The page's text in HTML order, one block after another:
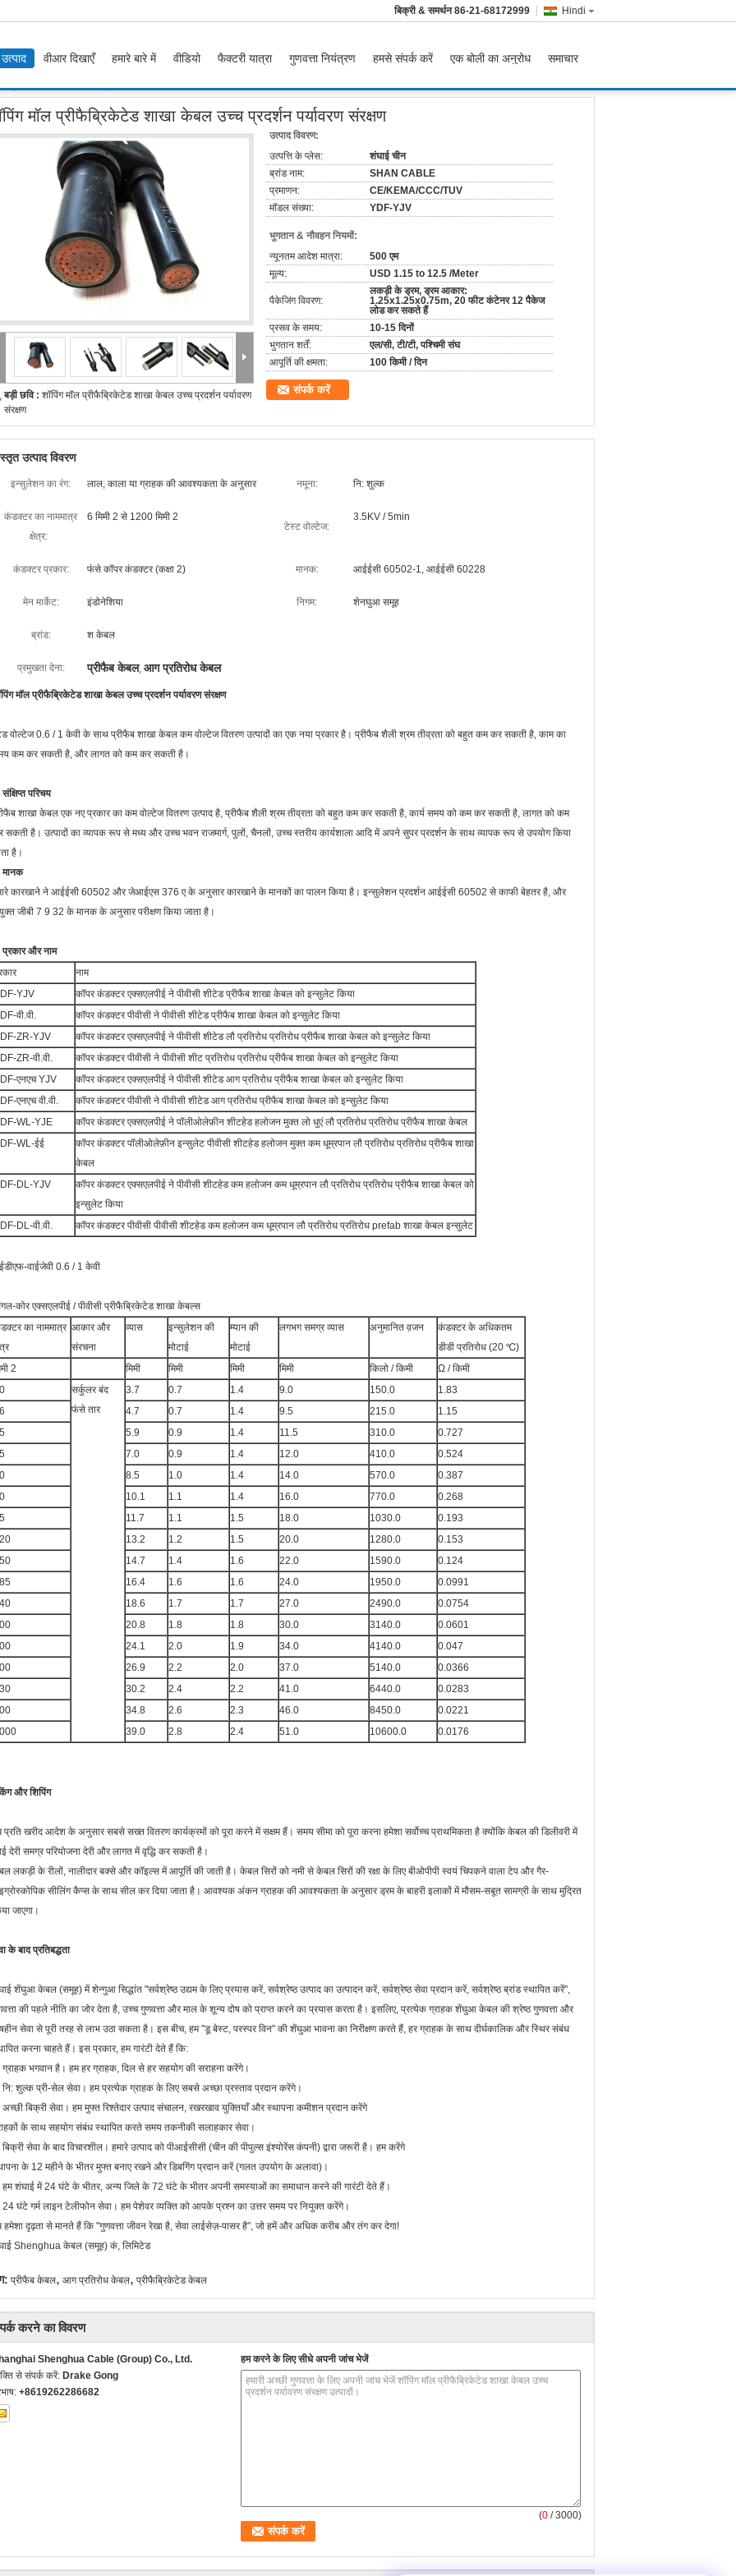
Hindi
बिक्री & समर्थन86-21-68172999
उत्पाद वीआर दिखाएँ हमारे बारे में वीडियो फैक्टरी यात्रा गुणवत्ता नियंत्रण हमसे संपर्क करें एक बोली का अनुरोध समाचार
शाखा केबल उच्च प्रदर्शन पर्यावरण संरक्षण
मॉल प्रीफैब्रिकेटेड शाखा केबल उच्च प्रदर्शन पर्यावरण संरक्षण
बड़ी छवि : शॉपिंग मॉल प्रीफैब्रिकेटेड शाखा केबल उच्च प्रदर्शन पर्यावरण
संरक्षण
उत्पाद विवरण:
उत्पत्ति के प्लेस:
शंघाई चीन
ब्रांड नाम:
SHAN CABLE
प्रमाणन:
CE/KEMA/CCC/TUV
मॉडल संख्या:
YDF-YJV
भुगतान & नौवहन नियमों:
न्यूनतम आदेश मात्रा:
500 एम
मूल्य:
USD 1.15 to 12.5 /Meter
पैकेजिंग विवरण:
लकड़ी के ड्रम, ड्रम आकार:
1.25x1.25x0.75m, 20 फीट कंटेनर 12 पैकेज
लोड कर सकते हैं
प्रसव के समय:
10-15 दिनों
भुगतान शर्तें:
एल/सी, टी/टी, पश्चिमी संघ
आपूर्ति की क्षमता:
100 किमी / दिन
संपर्क करें
उत्पाद विवरण
इन्सुलेशन का रंग: लाल, काला या ग्राहक की आवश्यकता के अनुसार नमूना: नि: शुल्क
कंडक्टर का नाममात्र
क्षेत्र:
6 मिमी 2 से 1200 मिमी 2
टेस्ट वोल्टेज:
3.5KV / 5min
कंडक्टर प्रकार: फंसे कॉपर कंडक्टर (कक्षा 2) मानक: आईईसी 60502-1, आईईसी 60228
मेन मार्केट: इंडोनेशिया निगम: शेनघुआ समूह
ब्रांड: श केबल
प्रमुखता देना: प्रीफैब केबल, आग प्रतिरोध केबल
मॉल प्रीफैब्रिकेटेड शाखा केबल उच्च प्रदर्शन पर्यावरण संरक्षण
वोल्टेज 0.6 / 1 केवी के साथ प्रीफैब शाखा केबल कम वोल्टेज वितरण उत्पादों का एक नया प्रकार है। प्रीफैब शैली श्रम तीव्रता को बहुत कम कर सकती है, काम का
कम कर सकती है, और लागत को कम कर सकती है।
परिचय
शाखा केबल एक नए प्रकार का कम वोल्टेज वितरण उत्पाद है, प्रीफैब शैली श्रम तीव्रता को बहुत कम कर सकती है, कार्य समय को कम कर सकती है, लागत को कम
सकती है। उत्पादों का व्यापक रूप से मध्य और उच्च भवन राजमार्ग, पुलों, चैनलों, उच्च स्तरीय कार्यशाला आदि में अपने सुपर प्रदर्शन के साथ व्यापक रूप से उपयोग किया
है।
मानक
कारखाने ने आईईसी 60502 और जेआईएस 376 ए के अनुसार कारखाने के मानकों का पालन किया है। इन्सुलेशन प्रदर्शन आईईसी 60502 से काफी बेहतर है, और
जीबी 7 9 32 के मानक के अनुसार परीक्षण किया जाता है।
प्रकार और नाम
नाम
YJV
कॉपर कंडक्टर एक्सएलपीई ने पीवीसी शीटेड प्रीफैब शाखा केबल को इन्सुलेट किया
वी.वी.
कॉपर कंडक्टर पीवीसी ने पीवीसी शीटेड प्रीफैब शाखा केबल को इन्सुलेट किया
ZR-YJV
कॉपर कंडक्टर एक्सएलपीई ने पीवीसी शीटेड लौ प्रतिरोध प्रतिरोध प्रीफैब शाखा केबल को इन्सुलेट किया
ZR-वी.वी.
कॉपर कंडक्टर पीवीसी ने पीवीसी शीट प्रतिरोध प्रतिरोध प्रीफैब शाखा केबल को इन्सुलेट किया
एनएच YJV
कॉपर कंडक्टर एक्सएलपीई ने पीवीसी शीटेड आग प्रतिरोध प्रीफैब शाखा केबल को इन्सुलेट किया
एनएच वी.वी.
कॉपर कंडक्टर पीवीसी ने पीवीसी शीटेड आग प्रतिरोध प्रीफैब शाखा केबल को इन्सुलेट किया
WL-YJE
कॉपर कंडक्टर एक्सएलपीई ने पॉलीओलेफ़ीन शीटहेड हलोजन मुक्त लो धुएं लौ प्रतिरोध प्रतिरोध प्रीफैब शाखा केबल
WL-ईई
कॉपर कंडक्टर पॉलीओलेफ़ीन इन्सुलेट पीवीसी शीटहेड हलोजन मुक्त कम धूम्रपान लौ प्रतिरोध प्रतिरोध प्रीफैब शाखा
केबल
DL-YJV
कॉपर कंडक्टर एक्सएलपीई ने पीवीसी शीटहेड कम हलोजन कम धूम्रपान लौ प्रतिरोध प्रतिरोध प्रीफैब शाखा केबल को
इन्सुलेट किया
DL-वी.वी.
कॉपर कंडक्टर पीवीसी पीवीसी शीटहेड कम हलोजन कम धूम्रपान लौ प्रतिरोध प्रतिरोध prefab शाखा केबल इन्सुलेट
वाईजेवी 0.6 / 1 केवी
कोर एक्सएलपीई / पीवीसी प्रीफैब्रिकेटेड शाखा केबल्स
का नाममात्र आकार और
संरचना
व्यास
इन्सुलेशन की
मोटाई
म्यान की
मोटाई
लगभग समग्र व्यास अनुमानित व़जन
कंडक्टर के अधिकतम
डीडी प्रतिरोध (20 ℃)
2
मिमी मिमी मिमी मिमी किलो / किमी
Ω / किमी
सर्कुलर बंद
फंसे तार
3.7 0.7 1.4 9.0 150.0
1.83
4.7 0.7 1.4 9.5 215.0
1.15
5.9 0.9 1.4 11.5 310.0
0.727
7.0 0.9 1.4 12.0 410.0
0.524
8.5 1.0 1.4 14.0 570.0
0.387
10.1 1.1 1.4 16.0 770.0
0.268
11.7 1.1 1.5 18.0 1030.0
0.193
13.2 1.2 1.5 20.0 1280.0
0.153
14.7 1.4 1.6 22.0 1590.0
0.124
16.4 1.6 1.6 24.0 1950.0
0.0991
18.6 1.7 1.7 27.0 2490.0
0.0754
20.8 1.8 1.8 30.0 3140.0
0.0601
24.1 2.0 1.9 34.0 4140.0
0.047
26.9 2.2 2.0 37.0 5140.0
0.0366
30.2 2.4 2.2 41.0 6440.0
0.0283
34.8 2.6 2.3 46.0 8450.0
0.0221
39.0 2.8 2.4 51.0 10600.0 0.0176
और शिपिंग
प्रति खरीद आदेश के अनुसार सबसे सख्त वितरण कार्यक्रमों को पूरा करने में सक्षम हैं। समय सीमा को पूरा करना हमेशा सर्वोच्च प्राथमिकता है क्योंकि केबल की डिलीवरी में
देरी समग्र परियोजना देरी और लागत में वृद्धि कर सकती है।
लकड़ी के रीलों, नालीदार बक्से और कॉइल्स में आपूर्ति की जाती है। केबल सिरों को नमी से केबल सिरों की रक्षा के लिए बीओपीपी स्वयं चिपकने वाला टेप और गैर-
सीलिंग कैप्स के साथ सील कर दिया जाता है। आवश्यक अंकन ग्राहक की आवश्यकता के अनुसार ड्रम के बाहरी इलाकों में मौसम-सबूत सामग्री के साथ मुद्रित
जाएगा।
के बाद प्रतिबद्धता
शेंघुआ केबल (समूह) में शेन्गुआ सिद्धांत "सर्वश्रेष्ठ उद्यम के लिए प्रयास करें, सर्वश्रेष्ठ उत्पाद का उत्पादन करें, सर्वश्रेष्ठ सेवा प्रदान करें, सर्वश्रेष्ठ ब्रांड स्थापित करें",
की पहले नीति का जोर देता है, उच्च गुणवत्ता और माल के शून्य दोष को प्राप्त करने का प्रयास करता है। इसलिए, प्रत्येक ग्राहक शेंघुआ केबल की श्रेष्ठ गुणवत्ता और
सेवा से पूरी तरह से लाभ उठा सकता है। इस बीच, हम "डू बेस्ट, परस्पर विन" की शेंघुआ भावना का निरीक्षण करते हैं, हर ग्राहक के साथ दीर्घकालिक और स्थिर संबंध
करना चाहते हैं। इस प्रकार, हम गारंटी देते हैं कि:
ग्राहक भगवान है। हम हर ग्राहक, दिल से हर सहयोग की सराहना करेंगे।
नि: शुल्क प्री-सेल सेवा। हम प्रत्येक ग्राहक के लिए सबसे अच्छा प्रस्ताव प्रदान करेंगे।
बिक्री सेवा। हम मुफ्त रिश्तेदार उत्पाद संचालन, रखरखाव युक्तियाँ और स्थापना कमीशन प्रदान करेंगे
के साथ सहयोग संबंध स्थापित करते समय तकनीकी सलाहकार सेवा।
सेवा के बाद विचारशील। हमारे उत्पाद को पीआईसीसी (चीन की पीपुल्स इंश्योरेंस कंपनी) द्वारा जरूरी है। हम करेंगे
के 12 महीने के भीतर मुफ्त बनाए रखने और डिबगिंग प्रदान करें (गलत उपयोग के अलावा)।
हम शंघाई में 24 घंटे के भीतर, अन्य जिले के 72 घंटे के भीतर अपनी समस्याओं का समाधान करने की गारंटी देते हैं।
24 घंटे गर्म लाइन टेलीफोन सेवा। हम पेशेवर व्यक्ति को आपके प्रश्न का उत्तर समय पर नियुक्त करेंगे।
हमेशा दृढ़ता से मानते हैं कि "गुणवत्ता जीवन रेखा है, सेवा लाईसेज़-पासर है", जो हमें और अधिक करीब और तंग कर देगा!
Shenghua केबल (समूह) कं, लिमिटेड
प्रीफैब केबल, आग प्रतिरोध केबल, प्रीफैब्रिकेटेड केबल
करने का विवरण
Shenghua Cable (Group) Co., Ltd.
से संपर्क करें: Drake Gong
+8619262286682
हम करने के लिए सीधे अपनी जांच भेजें
(0 / 3000)